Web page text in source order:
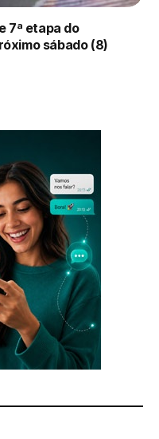
7ª etapa do
sábado (8)